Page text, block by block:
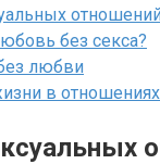
без секса?
любви
в